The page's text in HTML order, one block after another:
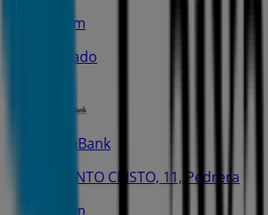
6.2 km
Cerrado
CaixaBank
C. SANTO CRISTO, 11, Pedrera
8.0 km